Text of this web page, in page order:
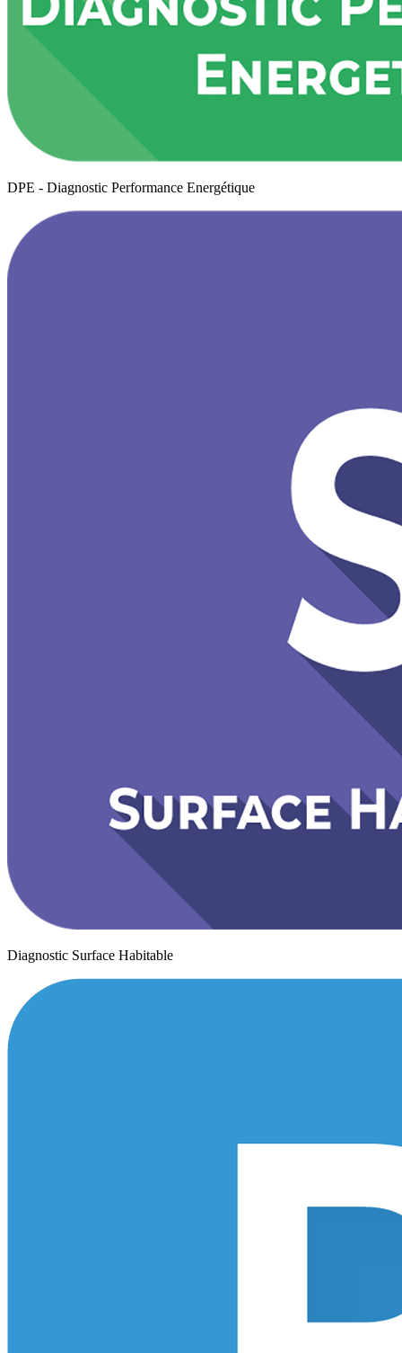
DPE - Diagnostic Performance Energétique
Diagnostic Surface Habitable